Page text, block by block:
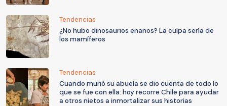
Tendencias
¿No hubo dinosaurios enanos? La culpa sería de
los mamíferos
Tendencias
Cuando murió su abuela se dio cuenta de todo lo
que se fue con ella: hoy recorre Chile para ayudar
a otros nietos a inmortalizar sus historias